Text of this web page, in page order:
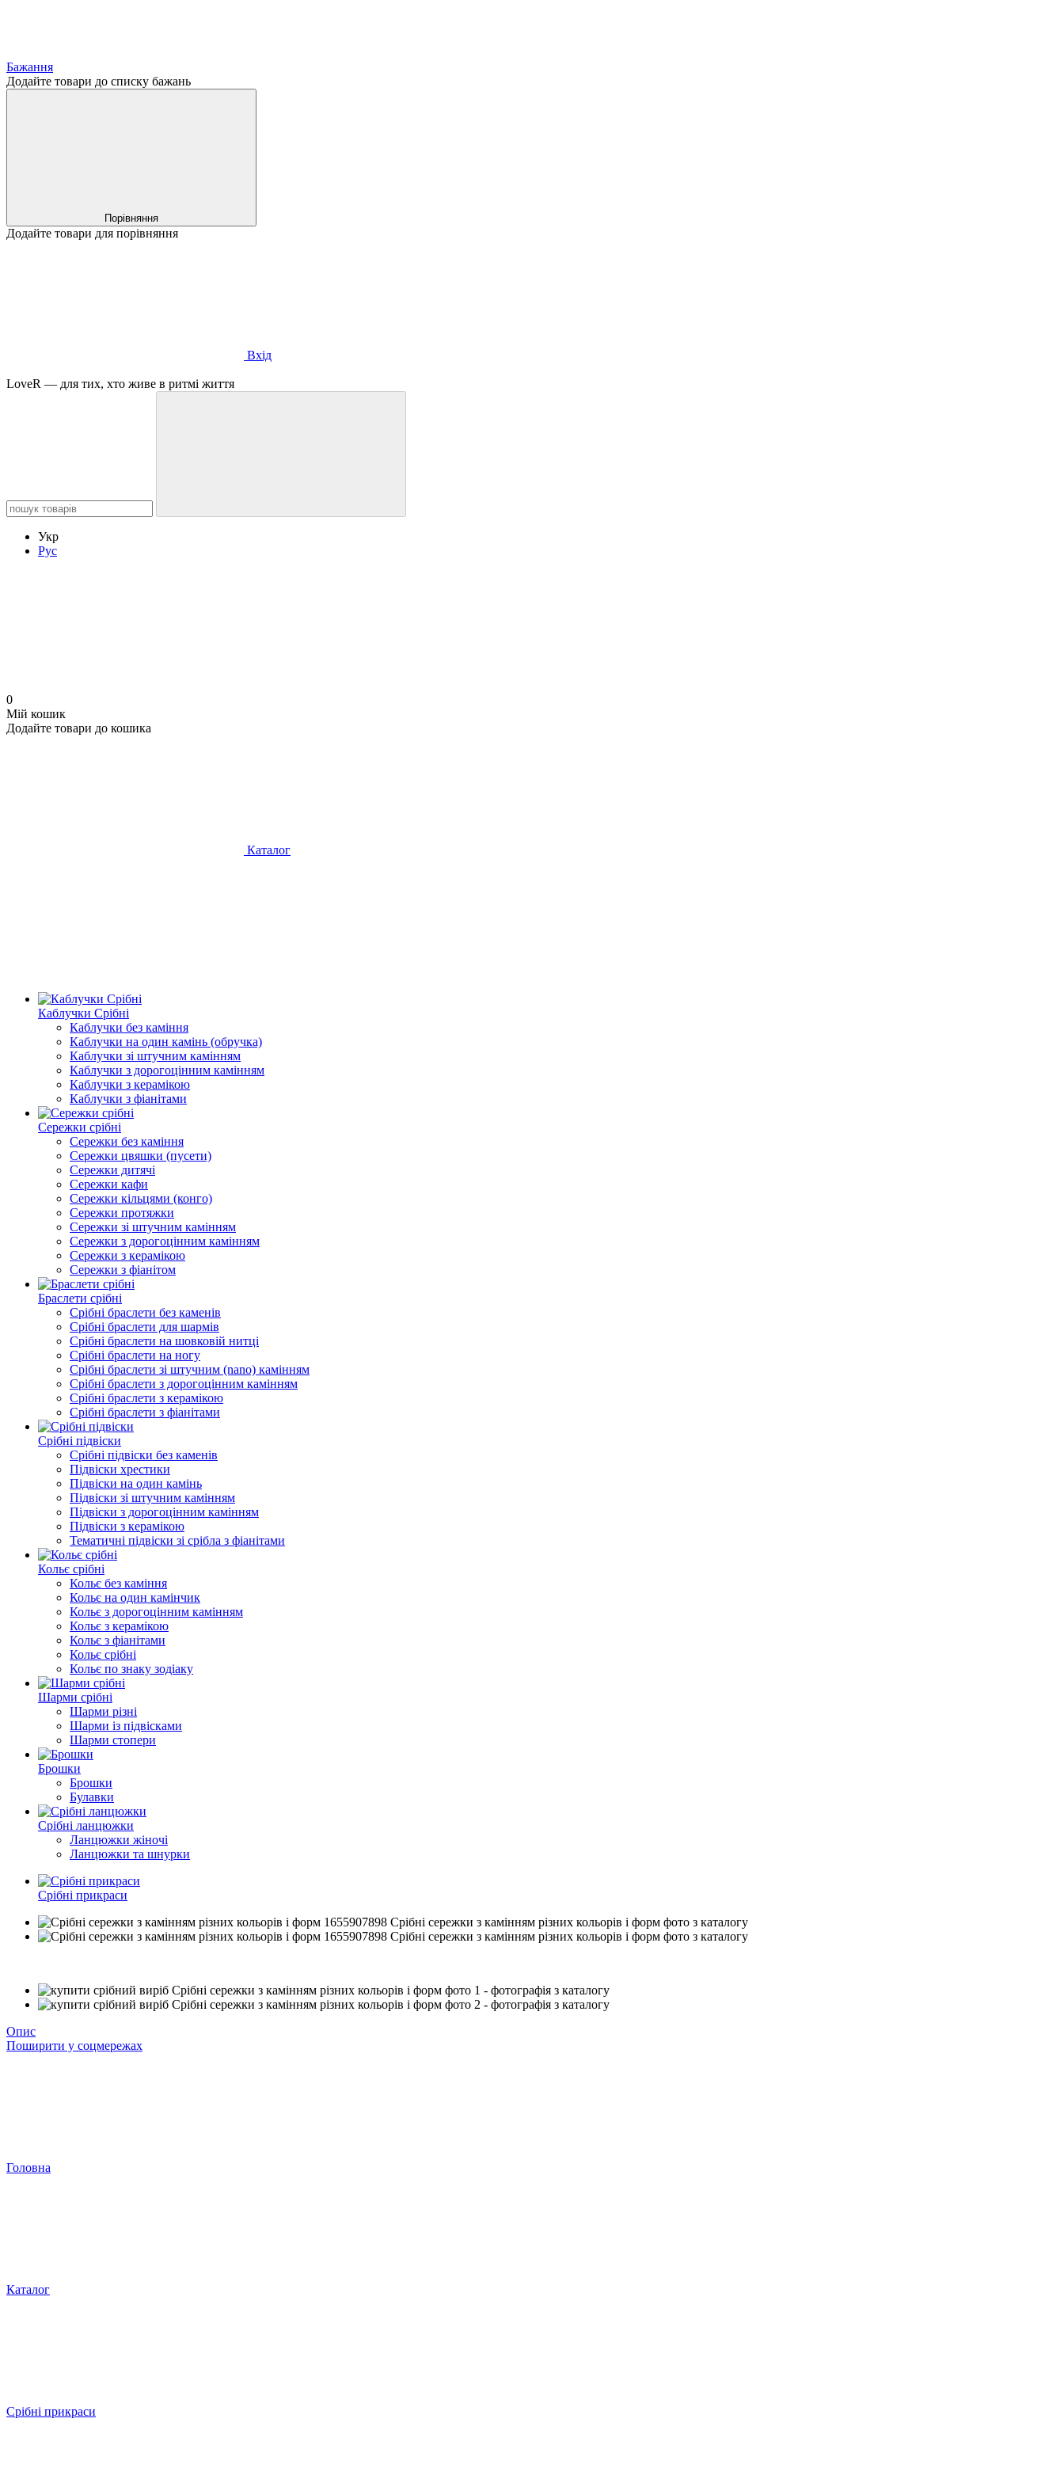
Бажання
Додайте товари до списку бажань
Порівняння
Додайте товари для порівняння
Вхід
LoveR — для тих, хто живе в ритмі життя
Укр
Рус
0
Мій кошик
Додайте товари до кошика
Каталог
Каблучки Срібні
Каблучки без каміння
Каблучки на один камінь (обручка)
Каблучки зі штучним камінням
Каблучки з дорогоцінним камінням
Каблучки з керамікою
Каблучки з фіанітами
Сережки срібні
Сережки без каміння
Сережки цвяшки (пусети)
Сережки дитячі
Сережки кафи
Сережки кільцями (конго)
Сережки протяжки
Сережки зі штучним камінням
Сережки з дорогоцінним камінням
Сережки з керамікою
Сережки з фіанітом
Браслети срібні
Срібні браслети без каменів
Срібні браслети для шармів
Срібні браслети на шовковій нитці
Срібні браслети на ногу
Срібні браслети зі штучним (nano) камінням
Срібні браслети з дорогоцінним камінням
Срібні браслети з керамікою
Срібні браслети з фіанітами
Срібні підвіски
Срібні підвіски без каменів
Підвіски хрестики
Підвіски на один камінь
Підвіски зі штучним камінням
Підвіски з дорогоцінним камінням
Підвіски з керамікою
Тематичні підвіски зі срібла з фіанітами
Кольє срібні
Кольє без каміння
Кольє на один камінчик
Кольє з дорогоцінним камінням
Кольє з керамікою
Кольє з фіанітами
Кольє срібні
Кольє по знаку зодіаку
Шарми срібні
Шарми різні
Шарми із підвісками
Шарми стопери
Брошки
Брошки
Булавки
Срібні ланцюжки
Ланцюжки жіночі
Ланцюжки та шнурки
Срібні прикраси
Опис
Поширити у соцмережах
Головна
Каталог
Срібні прикраси